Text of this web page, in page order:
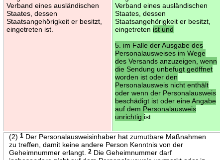
Verband eines ausländischen
Staates, dessen
Staatsangehörigkeit er besitzt,
eingetreten ist.
Verband eines ausländischen
Staates, dessen
Staatsangehörigkeit er besitzt,
eingetreten ist und
5. im Falle der Ausgabe des
Personalausweises im Wege
des Versands anzuzeigen, wenn
die Sendung unbefugt geöffnet
worden ist oder den
Personalausweis nicht enthält
oder wenn der Personalausweis
beschädigt ist oder eine Angabe
auf dem Personalausweis
unrichtig ist.
(2) 1Der Personalausweisinhaber hat zumutbare Maßnahmen
zu treffen, damit keine andere Person Kenntnis von der
Geheimnummer erlangt.
2Die Geheimnummer darf